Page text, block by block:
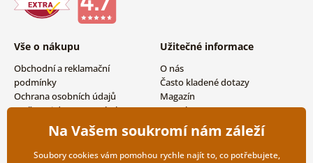
Vše o nákupu
Obchodní a reklamační
podmínky
Ochrana osobních údajů
Možnosti dopravy a platby
Vrácení zboží
Užitečné informace
O nás
Často kladené dotazy
Magazín
Kontakty
Velkoobchodní spolupráce
Na Vašem soukromí nám záleží
Soubory cookies vám pomohou rychle najít to, co potřebujete,